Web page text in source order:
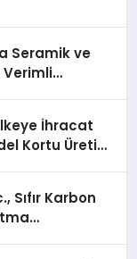
Seramik ve
Verimli
İhracat
Kortu Üretim
Sıfır Karbon